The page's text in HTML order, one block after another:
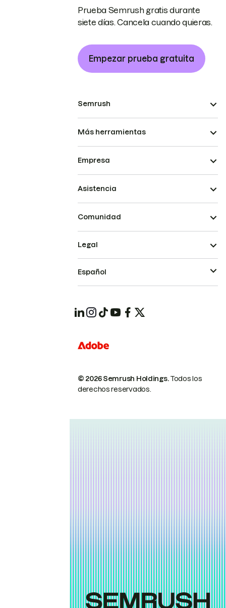
Prueba Semrush gratis durante
siete días. Cancela cuando quieras.
Empezar prueba gratuita
Semrush
Más herramientas
Empresa
Asistencia
Comunidad
© 2026 Semrush Holdings.Todos los
derechos reservados.
Legal
Español